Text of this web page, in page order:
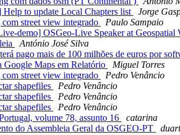
to update Local Chapters list
Jorge
street view integrado
Paulo Sampaio
demo] OSGeo-Live Speaker at Geospatial
António José Silva
pago mais de 100 milhões de euros por
Google Maps em Relatório
Miguel Torres
street view integrado
Pedro Venâncio
shapefiles
Pedro Venâncio
shapefiles
Pedro Venâncio
shapefiles
Pedro Venâncio
volume 78, assunto 16
catarina
do Assembleia Geral da OSGEO-PT